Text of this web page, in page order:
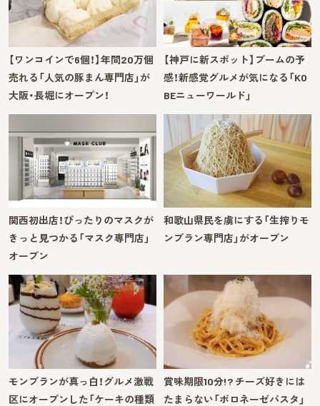
【ワンコインで6個！】年間20万個
売れる「人気の豚まん専門店」が
大阪・長堀にオープン！
【神戸に新スポット】ブームの予
感！新感覚グルメが気になる「KO
BEニューワールド」
関西初出店！ぴったりのマスクが
きっと見つかる「マスク専門店」
オープン
和歌山県民を虜にする「生搾りモ
ンブラン専門店」がオープン
モンブランが真っ白！グルメ激戦
区にオープンした「ケーキの種類
賞味期限10分!? チーズ好きには
たまらない「ボロネーゼパスタ」